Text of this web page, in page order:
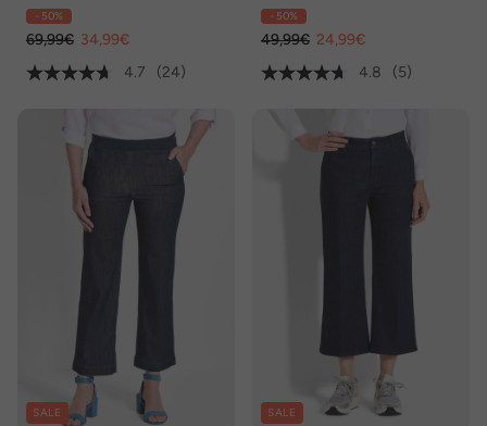
Ziernieten, Komfortbund
- 50%
69,99€ 34,99€
4.7
(24)
gerades Bein, Ziernaht
- 50%
49,99€ 24,99€
4.8
(5)
SALE SALE